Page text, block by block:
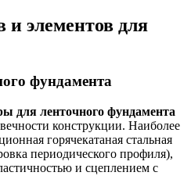
и элементов для
фундамента
для ленточного фундамента
конструкции. Наиболее
горячекатаная стальная
периодического профиля),
и сцеплением с